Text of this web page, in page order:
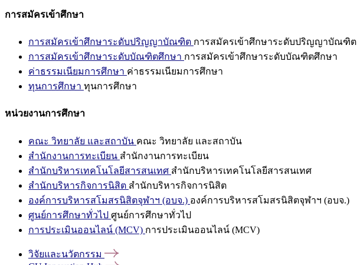
การสมัครเข้าศึกษา
การสมัครเข้าศึกษาระดับปริญญาบัณฑิต การสมัครเข้าศึกษาระดับปริญญาบัณฑิต
การสมัครเข้าศึกษาระดับบัณฑิตศึกษา การสมัครเข้าศึกษาระดับบัณฑิตศึกษา
ค่าธรรมเนียมการศึกษา ค่าธรรมเนียมการศึกษา
ทุนการศึกษา ทุนการศึกษา
หน่วยงานการศึกษา
คณะ วิทยาลัย และสถาบัน คณะ วิทยาลัย และสถาบัน
สำนักงานการทะเบียน สำนักงานการทะเบียน
สำนักบริหารเทคโนโลยีสารสนเทศ สำนักบริหารเทคโนโลยีสารสนเทศ
สำนักบริหารกิจการนิสิต สำนักบริหารกิจการนิสิต
องค์การบริหารสโมสรนิสิตจุฬาฯ (อบจ.) องค์การบริหารสโมสรนิสิตจุฬาฯ (อบจ.)
ศูนย์การศึกษาทั่วไป ศูนย์การศึกษาทั่วไป
การประเมินออนไลน์ (MCV) การประเมินออนไลน์ (MCV)
วิจัยและนวัตกรรม